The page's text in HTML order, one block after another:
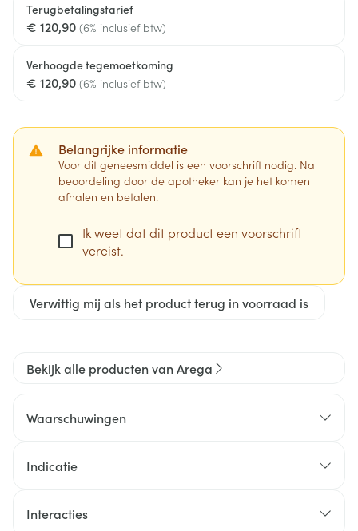
Terugbetalingstarief
€ 120,90 (6% inclusief btw)
Verhoogde tegemoetkoming
€ 120,90 (6% inclusief btw)
Belangrijke informatie
Voor dit geneesmiddel is een voorschrift nodig. Na
beoordeling door de apotheker kan je het komen
afhalen en betalen.
Ik weet dat dit product een voorschrift
vereist.
Verwittig mij als het product terug in voorraad is
Bekijk alle producten van Arega
Waarschuwingen
Indicatie
Interacties